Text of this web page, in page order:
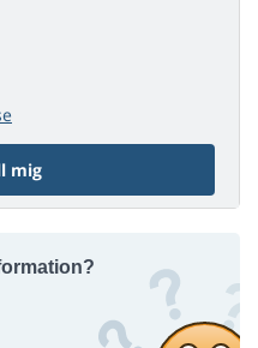
mig